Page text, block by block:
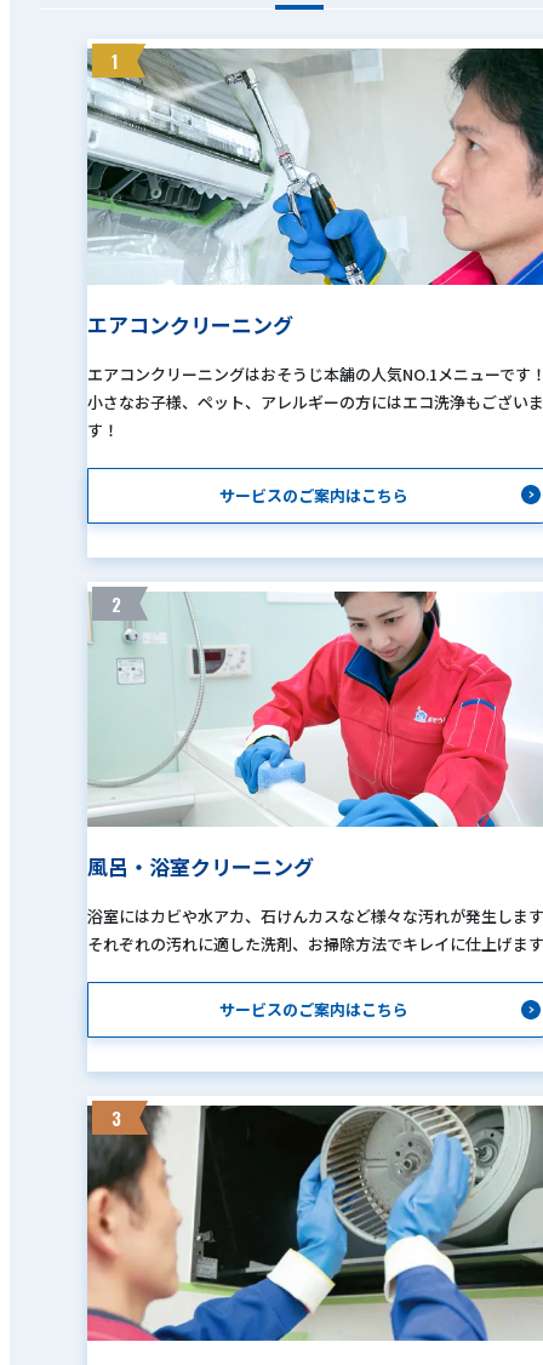
1
エアコンクリーニング
エアコンクリーニングはおそうじ本舗の人気NO.1メニューです
小さなお子様、ペット、アレルギーの方にはエコ洗浄もございま
す！
サービスのご案内はこちら
2
風呂・浴室クリーニング
浴室にはカビや水アカ、石けんカスなど様々な汚れが発生しま
それぞれの汚れに適した洗剤、お掃除方法でキレイに仕上げま
サービスのご案内はこちら
3